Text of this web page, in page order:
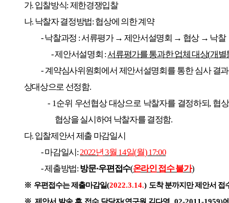
가. 입찰방식:제한경쟁입찰
나. 낙찰자 결정방법:협상에 의한 계약
- 낙찰과정 :서류평가 → 제안서설명회 → 협상 → 낙찰
-제안서설명회 :서류평가를 통과한 업체 대상(개별
-계약심사위원회에서 제안서설명회를 통한 심사 결
상대상으로 선정함.
- 1순위 우선협상 대상으로 낙찰자를 결정하되, 협
협상을 실시하여 낙찰자를 결정함.
다. 입찰제안서 제출 마감일시
-마감일시:2022년3월 14일(월) 17:00
-제출방법:방문·우편접수(온라인 접수 불가)
※ 우편접수는 제출마감일(2022.3.14.) 도착 분까지만 제안서 접